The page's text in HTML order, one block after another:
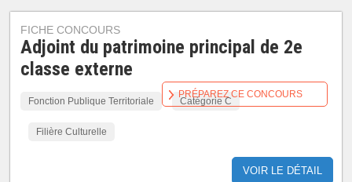
FICHE CONCOURS
Adjoint du patrimoine principal de 2e
classe externe
Fonction Publique Territoriale Catégorie C
Filière Culturelle
VOIR LE DÉTAIL
PRÉPAREZ CE CONCOURS